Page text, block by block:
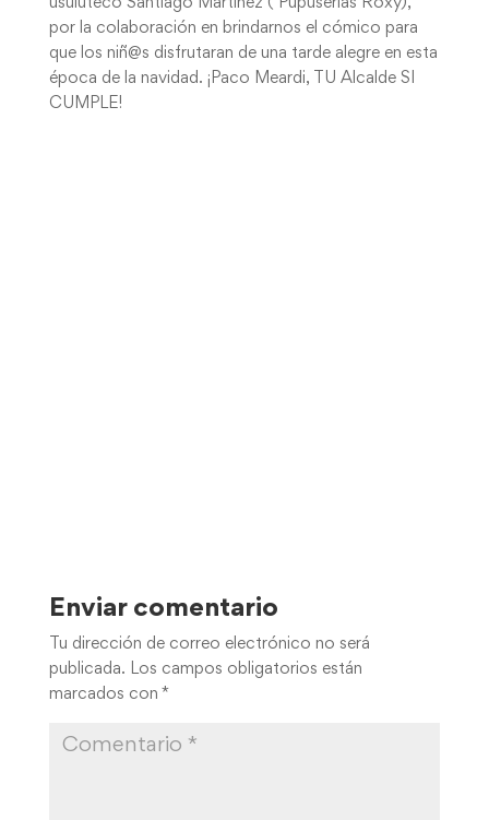
usuluteco Santiago Martínez ( Pupuserías Roxy),
por la colaboración en brindarnos el cómico para
que los niñ@s disfrutaran de una tarde alegre en esta
época de la navidad. ¡Paco Meardi, TU Alcalde SI
CUMPLE!
Enviar comentario
Tu dirección de correo electrónico no será
publicada. Los campos obligatorios están
marcados con *